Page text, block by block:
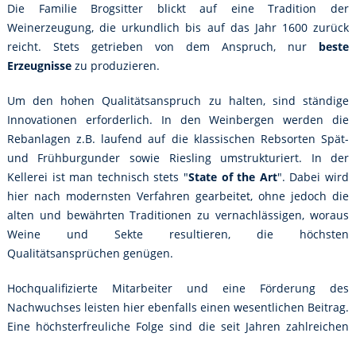
Die Familie Brogsitter blickt auf eine Tradition der
Weinerzeugung, die urkundlich bis auf das Jahr 1600 zurück
reicht. Stets getrieben von dem Anspruch, nur beste
Erzeugnissezu produzieren.
Um den hohen Qualitätsanspruch zu halten, sind ständige
Innovationen erforderlich. In den Weinbergen werden die
Rebanlagen z.B. laufend auf die klassischen Rebsorten Spät-
und Frühburgunder sowie Riesling umstrukturiert. In der
Kellerei ist man technisch stets "State of the Art". Dabei wird
hier nach modernsten Verfahren gearbeitet, ohne jedoch die
alten und bewährten Traditionen zu vernachlässigen, woraus
Weine und Sekte resultieren, die höchsten
Qualitätsansprüchen genügen.
Hochqualifizierte Mitarbeiter und eine Förderung des
Nachwuchses leisten hier ebenfalls einen wesentlichen Beitrag.
Eine höchsterfreuliche Folge sind die seit Jahren zahlreichen